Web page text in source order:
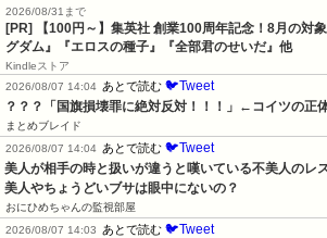
2026/08/31まで
[PR]
【100円～】集英社 創業100周年記念！8月の対
グダム』『エロスの種子』『全部君のせいだ』他
Kindleストア
2026/08/07 14:04 あとで読む 🐦Tweet
？？？「国旗損壊罪に絶対反対！！！」←コイツの正
まとめブレイド
2026/08/07 14:04 あとで読む 🐦Tweet
美人が相手の時と扱いが違うと嘆いている不美人のレ
美人やちょうどいブサは眼中にないの？
おにひめちゃんの監視部屋
2026/08/07 14:03
あとで読む 🐦Tweet